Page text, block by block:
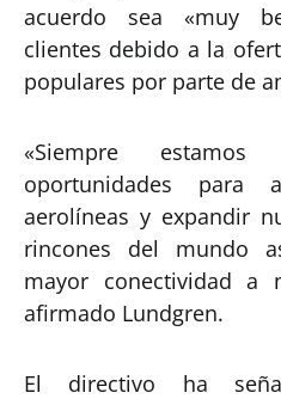
acuerdo sea «muy
clientes debido a la
populares por parte de
«Siempre estamos
oportunidades para
aerolíneas y expandir
rincones del mundo
mayor conectividad a
afirmado Lundgren.
El directivo ha